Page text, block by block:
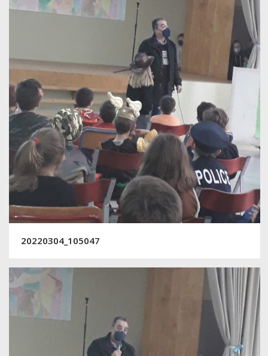
20220304_105047